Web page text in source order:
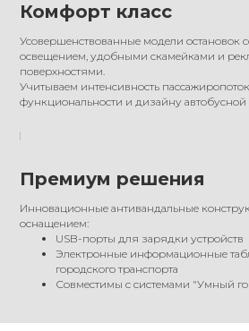
Комфорт класс
Усовершенствованные модели остановок
освещением, удобными скамейками и
поверхностями.
Учитываем интенсивность
функциональности и дизайну автобусной
Премиум решения
Инновационные антивандальные
оснащением:
USB-порты для зарядки устройств
Электронные информационные
городского транспорта
Совместимы с системами "Умный